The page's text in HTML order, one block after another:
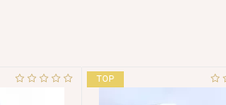
TOP